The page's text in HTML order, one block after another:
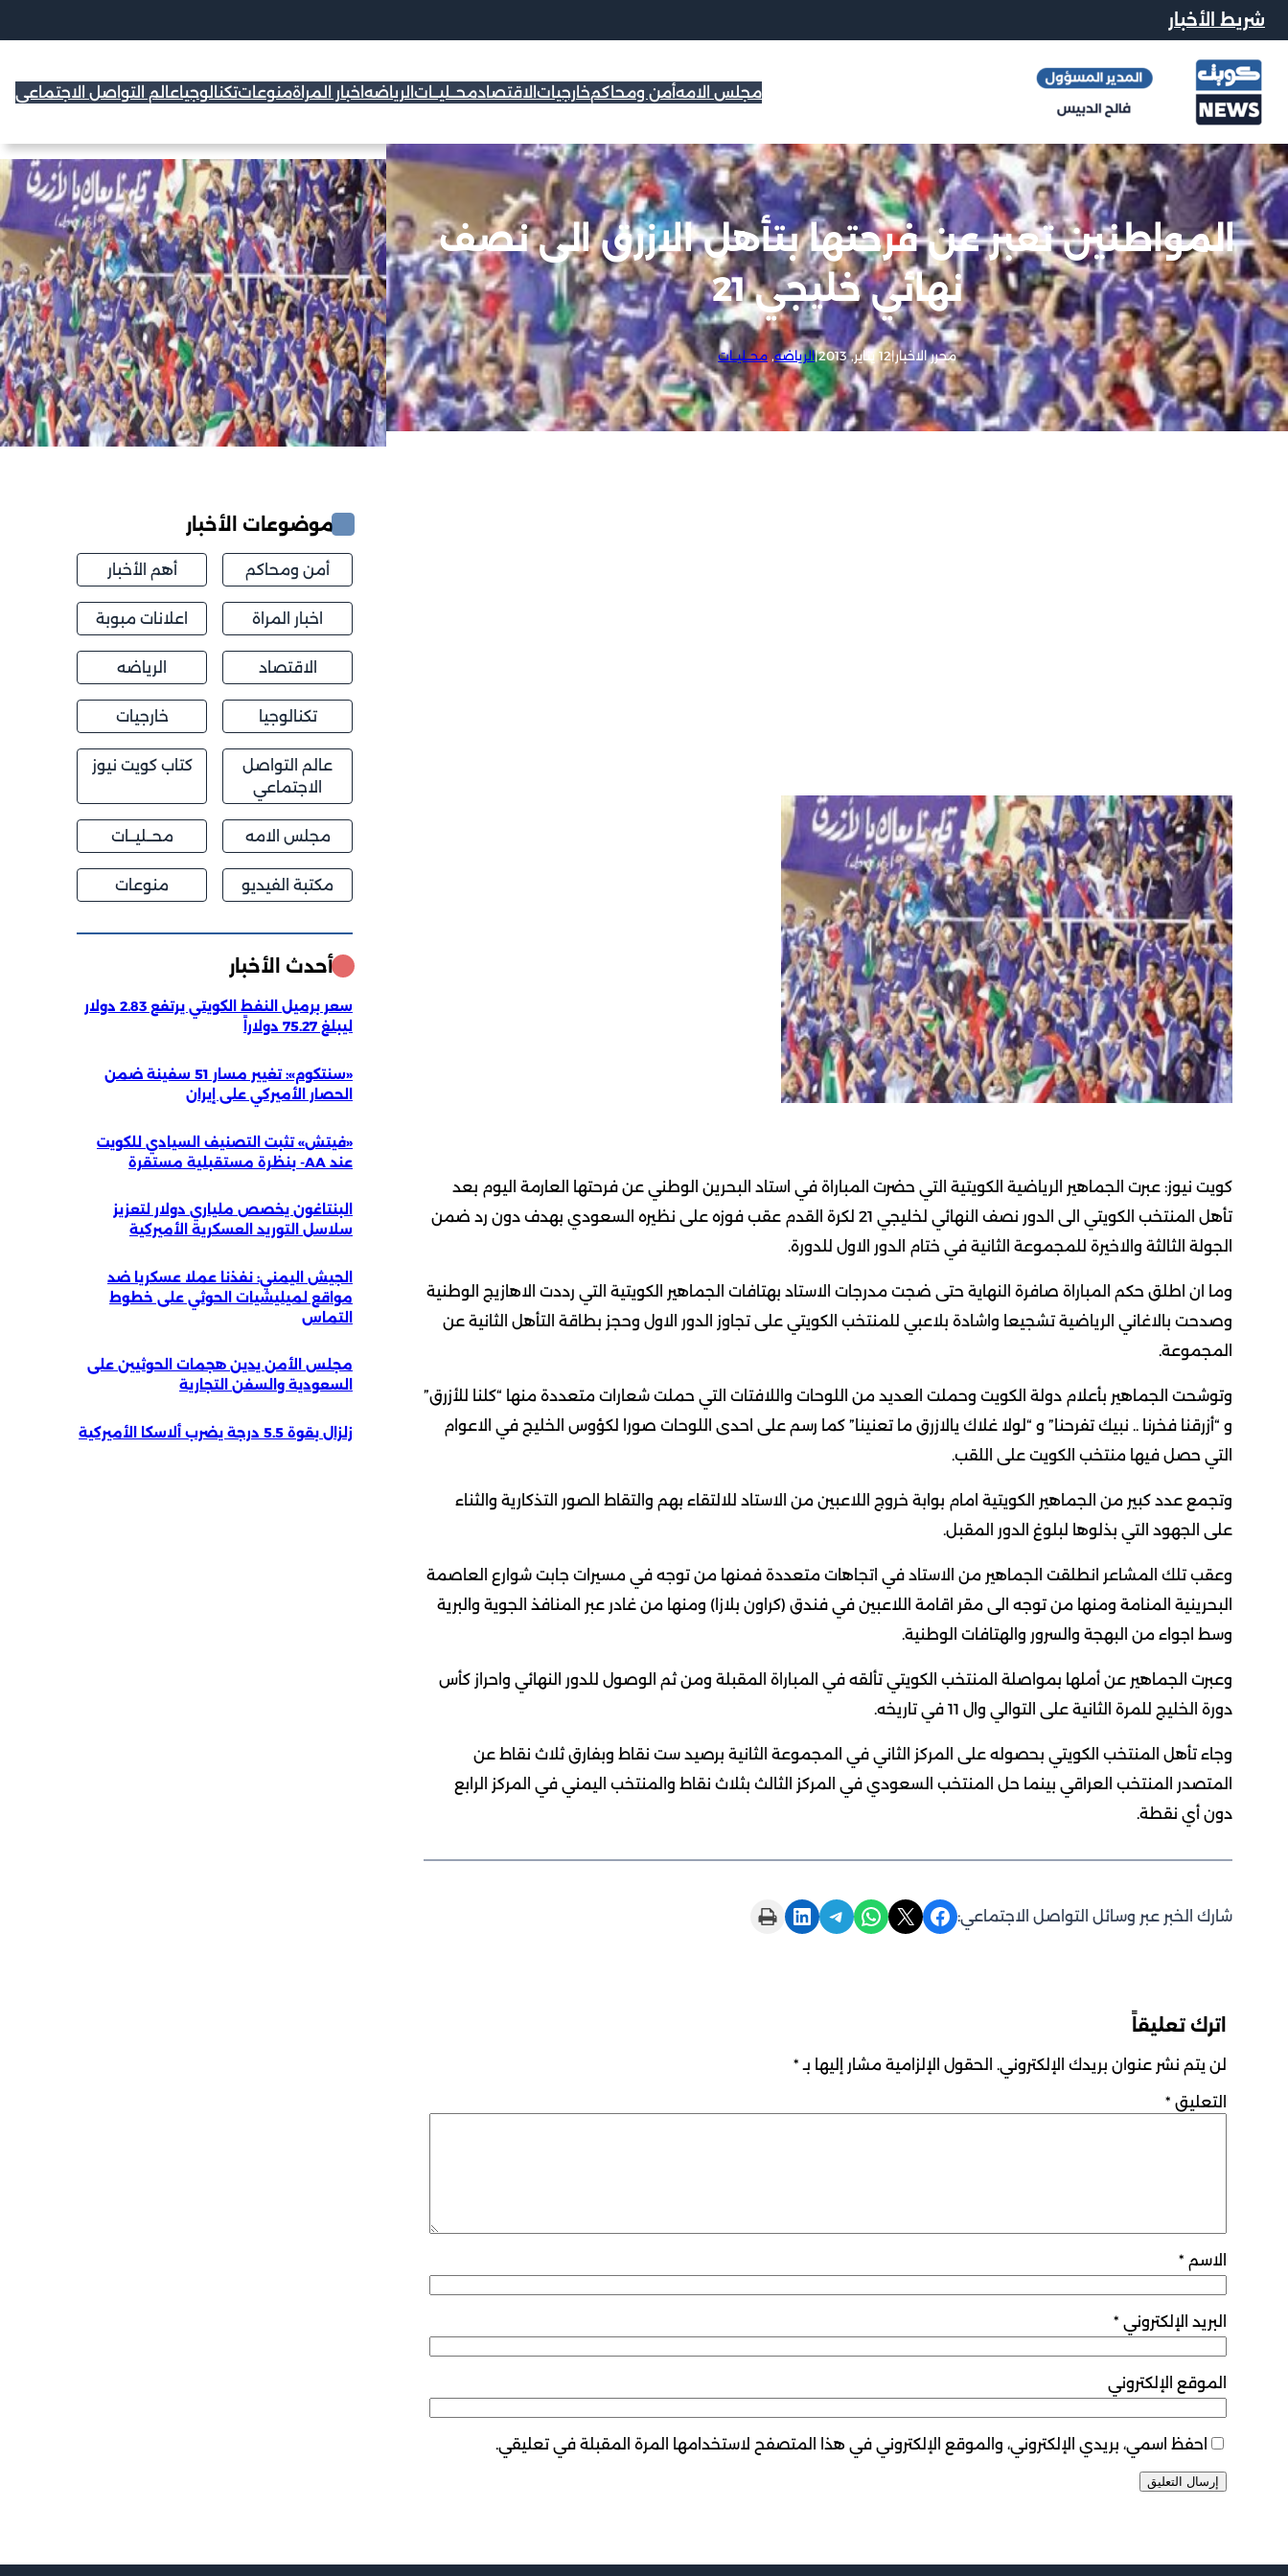
شريط الأخبار
مجلس الامهأمن ومحاكمخارجيات الاقتصادمحــليــات الرياضه اخبار المراةمنوعاتتكنالوجياعالم التواصل الاجتماعي
المواطنين تعبر عن فرحتها بتأهل الازرق الى نصف
نهائي خليجي 21
محرر الاخبار|12 يناير, 2013 |الرياضه, محــليــات
كويت نيوز: عبرت الجماهير الرياضية الكويتية التي حضرت المباراة في استاد البحرين الوطني عن فرحتها العارمة اليوم بعد
تأهل المنتخب الكويتي الى الدور نصف النهائي لخليجي 21 لكرة القدم عقب فوزه على نظيره السعودي بهدف دون رد ضمن
الجولة الثالثة والاخيرة للمجموعة الثانية في ختام الدور الاول للدورة.
وما ان اطلق حكم المباراة صافرة النهاية حتى ضجت مدرجات الاستاد بهتافات الجماهير الكويتية التي رددت الاهازيج الوطنية
وصدحت بالاغاني الرياضية تشجيعا واشادة بلاعبي للمنتخب الكويتي على تجاوز الدور الاول وحجز بطاقة التأهل الثانية عن
المجموعة.
وتوشحت الجماهير بأعلام دولة الكويت وحملت العديد من اللوحات واللافتات التي حملت شعارات متعددة منها “كلنا للأزرق”
و “أزرقنا فخرنا .. نبيك تفرحنا” و “لولا غلاك يالازرق ما تعنينا” كما رسم على احدى اللوحات صورا لكؤوس الخليج في الاعوام
التي حصل فيها منتخب الكويت على اللقب.
وتجمع عدد كبير من الجماهير الكويتية امام بوابة خروج اللاعبين من الاستاد للالتقاء بهم والتقاط الصور التذكارية والثناء
على الجهود التي بذلوها لبلوغ الدور المقبل.
وعقب تلك المشاعر انطلقت الجماهير من الاستاد في اتجاهات متعددة فمنها من توجه في مسيرات جابت شوارع العاصمة
البحرينية المنامة ومنها من توجه الى مقر اقامة اللاعبين في فندق (كراون بلازا) ومنها من غادر عبر المنافذ الجوية والبرية
وسط اجواء من البهجة والسرور والهتافات الوطنية.
وعبرت الجماهير عن أملها بمواصلة المنتخب الكويتي تألقه في المباراة المقبلة ومن ثم الوصول للدور النهائي واحراز كأس
دورة الخليج للمرة الثانية على التوالي وال 11 في تاريخه.
وجاء تأهل المنتخب الكويتي بحصوله على المركز الثاني في المجموعة الثانية برصيد ست نقاط وبفارق ثلاث نقاط عن
المتصدر المنتخب العراقي بينما حل المنتخب السعودي في المركز الثالث بثلاث نقاط والمنتخب اليمني في المركز الرابع
دون أي نقطة.
شارك الخبر عبر وسائل التواصل الاجتماعي: Share on Facebook
Share on X
Share on WhatsApp
Share on Telegram
Share on LinkedIn
Print this Page
اترك تعليقاً
لن يتم نشر عنوان بريدك الإلكتروني. الحقول الإلزامية مشار إليها بـ *
التعليق *
الاسم *
البريد الإلكتروني *
الموقع الإلكتروني
احفظ اسمي، بريدي الإلكتروني، والموقع الإلكتروني في هذا المتصفح لاستخدامها المرة المقبلة في تعليقي.
موضوعات الأخبار
أمن ومحاكم أهم الأخبار
اخبار المراة اعلانات مبوبة
الاقتصاد الرياضه
تكنالوجيا خارجيات
عالم التواصل
الاجتماعي
كتاب كويت نيوز
مجلس الامه محــليــات
مكتبة الفيديو منوعات
أحدث الأخبار
سعر برميل النفط الكويتي يرتفع 2.83 دولار
ليبلغ 75.27 دولاراً
«سنتكوم»: تغيير مسار 51 سفينة ضمن
الحصار الأميركي على إيران
«فيتش» تثبت التصنيف السيادي للكويت
عند AA- بنظرة مستقبلية مستقرة
البنتاغون يخصص ملياري دولار لتعزيز
سلاسل التوريد العسكرية الأميركية
الجيش اليمني: نفذنا عملا عسكريا ضد
مواقع لميليشيات الحوثي على خطوط
التماس
مجلس الأمن يدين هجمات الحوثيين على
السعودية والسفن التجارية
زلزال بقوة 5.5 درجة يضرب ألاسكا الأميركية